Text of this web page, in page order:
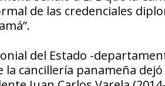
de las credenciales
del Estado -
cancillería panameña